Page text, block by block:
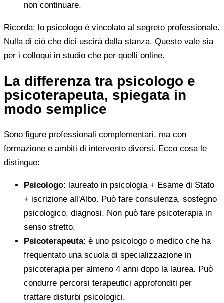
non continuare.
Ricorda: lo psicologo è vincolato al segreto professionale.
Nulla di ciò che dici uscirà dalla stanza. Questo vale sia
per i colloqui in studio che per quelli online.
La differenza tra psicologo e
psicoterapeuta, spiegata in
modo semplice
Sono figure professionali complementari, ma con
formazione e ambiti di intervento diversi. Ecco cosa le
distingue:
Psicologo: laureato in psicologia + Esame di Stato
+ iscrizione all'Albo. Può fare consulenza, sostegno
psicologico, diagnosi. Non può fare psicoterapia in
senso stretto.
Psicoterapeuta: è uno psicologo o medico che ha
frequentato una scuola di specializzazione in
psicoterapia per almeno 4 anni dopo la laurea. Può
condurre percorsi terapeutici approfonditi per
trattare disturbi psicologici.